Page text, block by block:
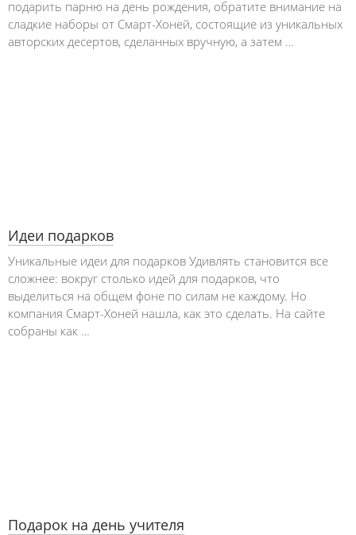
подарить парню на день рождения, обратите внимание на
сладкие наборы от Смарт-Хоней, состоящие из уникальных
авторских десертов, сделанных вручную, а затем …
Идеи подарков
Уникальные идеи для подарков Удивлять становится все
сложнее: вокруг столько идей для подарков, что
выделиться на общем фоне по силам не каждому. Но
компания Смарт-Хоней нашла, как это сделать. На сайте
собраны как …
Подарок на день учителя